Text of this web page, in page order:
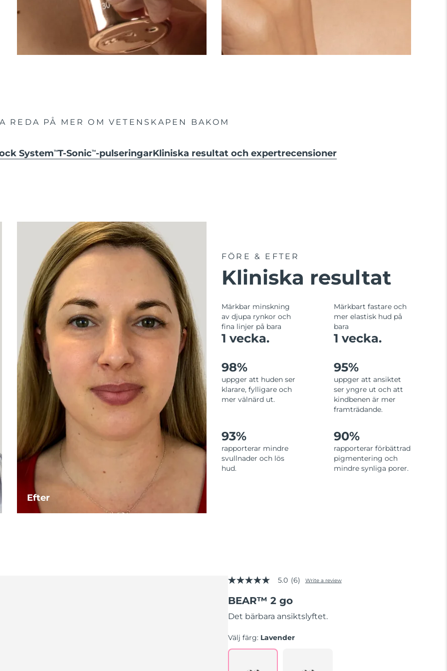
REDA PÅ MER OM VETENSKAPEN BAKOM
SystemTMT-SonicTM-pulseringarKliniska resultat och expertrecensioner
Efter
FÖRE & EFTER
Kliniska resultat
Märkbar minskning
av djupa rynkor och
fina linjer på bara
1 vecka.
Märkbart fastare och
mer elastisk hud på
bara
1 vecka.
98%
uppger att huden ser
klarare, fylligare och
mer välnärd ut.
95%
uppger att ansiktet
ser yngre ut och att
kindbenen är mer
framträdande.
93%
rapporterar mindre
svullnader och lös
hud.
90%
rapporterar förbättrad
pigmentering och
mindre synliga porer.
5.0
of
stars,
value.
Read
5.0 (6) Write a review
BEAR™ 2 go
Det bärbara ansiktslyftet.
Välj färg: Lavender